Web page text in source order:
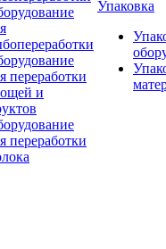
переработки
и
переработки
Упаковка